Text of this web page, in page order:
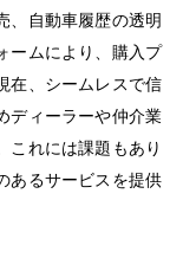
、自動車履歴の透明
ームにより、購入プ
在、シームレスで信
ディーラーや仲介業
これには課題もあり
あるサービスを提供